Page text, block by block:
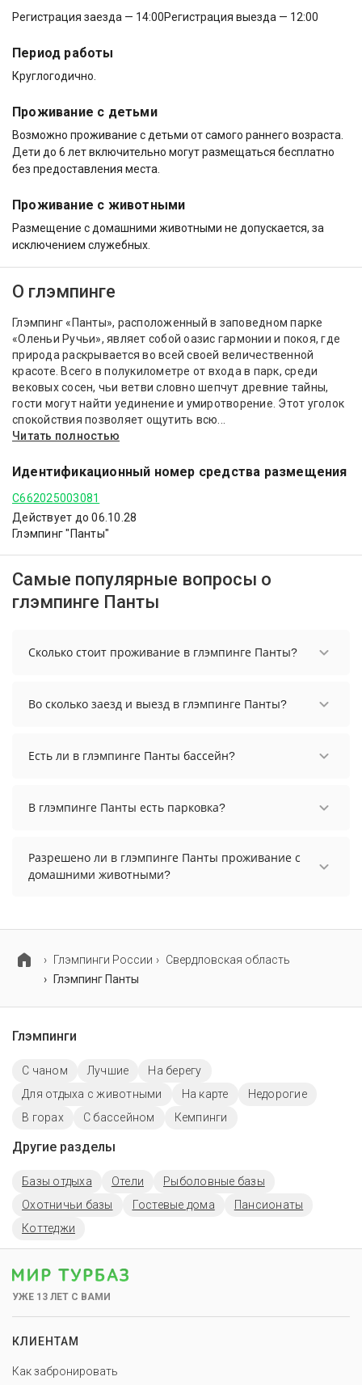
Регистрация заезда — 14:00Регистрация выезда — 12:00
Период работы
Круглогодично.
Проживание с детьми
Возможно проживание с детьми от самого раннего возраста.
Дети до 6 лет включительно могут размещаться бесплатно
без предоставления места.
Проживание с животными
Размещение с домашними животными не допускается, за
исключением служебных.
О глэмпинге
Глэмпинг «Панты», расположенный в заповедном парке
«Оленьи Ручьи», являет собой оазис гармонии и покоя, где
природа раскрывается во всей своей величественной
красоте. Всего в полукилометре от входа в парк, среди
вековых сосен, чьи ветви словно шепчут древние тайны,
гости могут найти уединение и умиротворение. Этот уголок
спокойствия позволяет ощутить всю...
Читать полностью
Идентификационный номер средства размещения
С662025003081
Действует до 06.10.28
Глэмпинг "Панты"
Самые популярные вопросы о
глэмпинге Панты
Сколько стоит проживание в глэмпинге Панты?
начинается от 6900 рублей. Чтобы увидеть
актуальные цены на проживание, выберите
Во сколько заезд и выезд в глэмпинге Панты?
осуществить до 12:00.
Есть ли в глэмпинге Панты бассейн?
В глэмпинге Панты есть парковка?
информацию перед бронированием у
менеджера, возможно, услуга оплачивается
Разрешено ли в глэмпинге Панты проживание с
домашними животными?
Глэмпинги России
Свердловская область
Глэмпинг Панты
Глэмпинги
С чаном Лучшие
На берегу
Для отдыха с животными
На карте
Недорогие
В горах
С бассейном Кемпинги
Другие разделы
Базы отдыха Отели
Рыболовные базы
Охотничьи базы
Гостевые дома
Пансионаты
Коттеджи
УЖЕ 13 ЛЕТ С ВАМИ
КЛИЕНТАМ
Как забронировать